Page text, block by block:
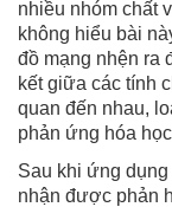
nhiều nhóm chất
không hiểu bài
đồ mạng nhện ra
kết giữa các tính
quan đến nhau,
phản ứng hóa
Sau khi ứng
nhận được phản